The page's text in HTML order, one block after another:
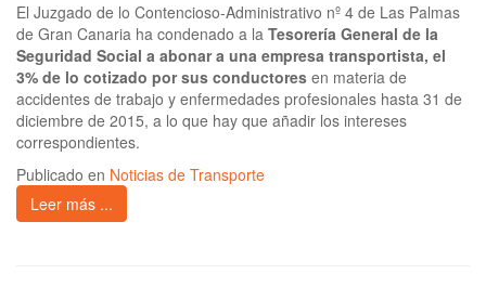
El Juzgado de lo Contencioso-Administrativo nº 4 de Las Palmas
de Gran Canaria ha condenado a la Tesorería General de la
Seguridad Social a abonar a una empresa transportista, el
3% de lo cotizado por sus conductores en materia de
accidentes de trabajo y enfermedades profesionales hasta 31 de
diciembre de 2015, a lo que hay que añadir los intereses
correspondientes.
Publicado en Noticias de Transporte
Leer más ...